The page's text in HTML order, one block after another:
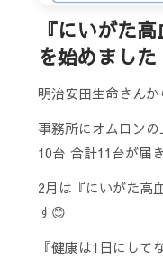
『にいがた
を始めました
明治安田生命さん
事務所にオムロン
10台 合計11台が届
2月は『にいがた高
す😊
『健康は1日にして